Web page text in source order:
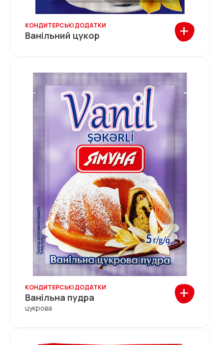
КОНДИТЕРСЬКІ ДОДАТКИ
Ванільний цукор +
КОНДИТЕРСЬКІ ДОДАТКИ
Ванільна пудра
цукрова
+